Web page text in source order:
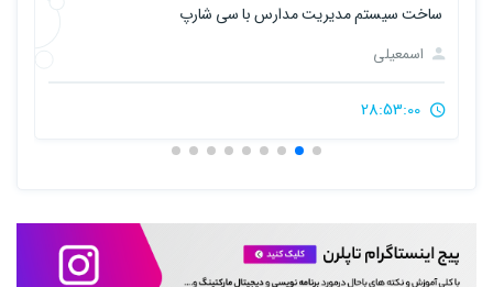
مدارس با سی شارپ